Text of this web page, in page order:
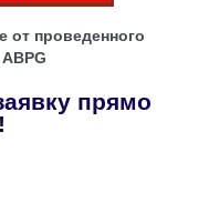
от проведенного
прямо